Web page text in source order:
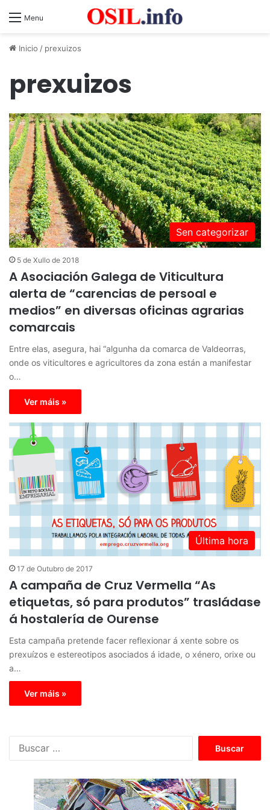
Menu
Inicio / prexuizos
prexuizos
Sen categorizar
5 de Xullo de 2018
A Asociación Galega de Viticultura
alerta de “carencias de persoal e
medios” en diversas oficinas agrarias
comarcais
Entre elas, asegura, hai “algunha da comarca de Valdeorras,
onde os viticultores e agricultores da zona están a manifestar
o…
Ver máis »
Última hora
17 de Outubro de 2017
A campaña de Cruz Vermella “As
etiquetas, só para produtos” trasládase
á hostalería de Ourense
Esta campaña pretende facer reflexionar á xente sobre os
prexuízos e estereotipos asociados á idade, o xénero, orixe ou
a…
Ver máis »
c
a
r